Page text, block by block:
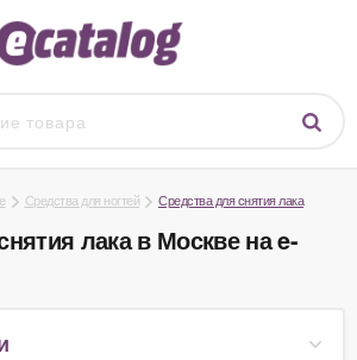
Средства для ногтей Средства для снятия лака
лака в Москве на e-